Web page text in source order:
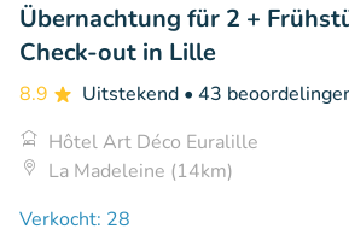
Übernachtung für 2 +
Check-out in Lille
8.9 Uitstekend • 43
Hôtel Art Déco Euralille
La Madeleine (14km)
Verkocht: 28